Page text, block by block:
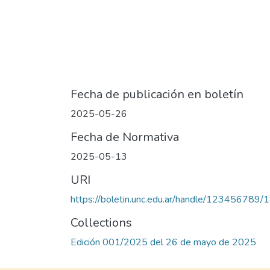
Fecha de publicación en boletín
2025-05-26
Fecha de Normativa
2025-05-13
URI
https://boletin.unc.edu.ar/handle/123456789/
Collections
Edición 001/2025 del 26 de mayo de 2025